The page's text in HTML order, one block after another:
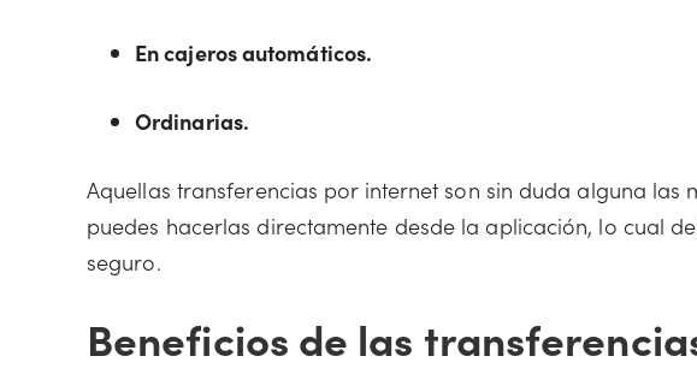
En cajeros automáticos.
Ordinarias.
Aquellas transferencias por internet son sin duda alguna las
puedes hacerlas directamente desde la aplicación, lo cual
seguro.
Beneficios de las